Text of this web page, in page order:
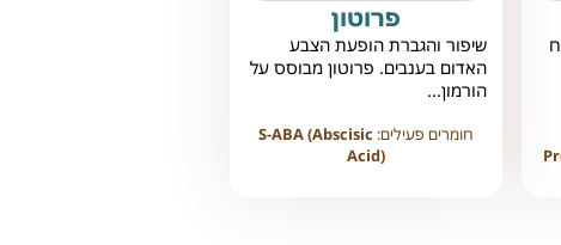
פרוטון
שיפור והגברת הופעת הצבע
האדום בענבים. פרוטון מבוסס על
הורמון...
חומרים פעילים: S-ABA (Abscisic
Acid)